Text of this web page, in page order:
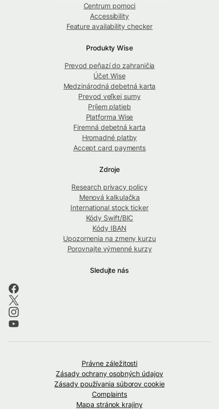
Centrum pomoci
Accessibility
Feature availability checker
Produkty Wise
Prevod peňazí do zahraničia
Účet Wise
Medzinárodná debetná karta
Prevod veľkej sumy
Príjem platieb
Platforma Wise
Firemná debetná karta
Hromadné platby
Accept card payments
Zdroje
Research privacy policy
Menová kalkulačka
International stock ticker
Kódy Swift/BIC
Kódy IBAN
Upozornenia na zmeny kurzu
Porovnajte výmenné kurzy
Sledujte nás
Právne záležitosti
Zásady ochrany osobných údajov
Zásady používania súborov cookie
Complaints
Mapa stránok krajiny